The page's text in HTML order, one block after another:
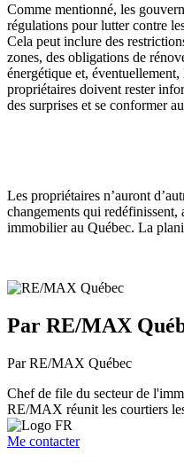
Comme mentionné, les
régulations pour lutter contre
Cela peut inclure des
zones, des obligations de
énergétique et,
propriétaires doivent rester
des surprises et se conformer
Les propriétaires n’auront
changements qui redéfinissent,
immobilier au Québec. La
Par RE/MAX
Par RE/MAX Québec
Chef de file du secteur de
RE/MAX réunit les courtiers
Me contacter